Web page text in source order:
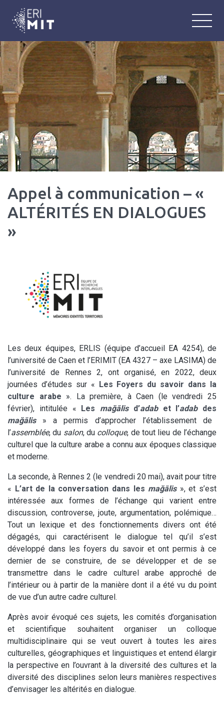
ERIMIT
Équipe de Recherche Interlangue :
Appel à communication – «
ALTÉRITÉS EN DIALOGUES
»
Les deux équipes, ERLIS (équipe d’accueil EA 4254), de
l’université de Caen et l’ERIMIT (EA 4327 – axe LASIMA) de
l’université de Rennes 2, ont organisé, en 2022, deux
journées d’études sur « Les Foyers du savoir dans la
culture arabe ». La première, à Caen (le vendredi 25
février), intitulée « Les mağālis d’adab et l’adab des
mağālis» a permis d’approcher l’établissement de
l’assemblée, du salon, du colloque, de tout lieu de l’échange
culturel que la culture arabe a connu aux époques classique
et moderne.
La seconde, à Rennes 2 (le vendredi 20 mai), avait pour titre
« L’art de la conversation dans les mağālis », et s’est
intéressée aux formes de l’échange qui varient entre
discussion, controverse, joute, argumentation, polémique…
Tout un lexique et des fonctionnements divers ont été
dégagés, qui caractérisent le dialogue tel qu’il s’est
développé dans les foyers du savoir et ont permis à ce
dernier de se construire, de se développer et de se
transmettre dans le cadre culturel arabe approché de
l’intérieur ou à partir de la manière dont il a été vu du point
de vue d’un autre cadre culturel.
Après avoir évoqué ces sujets, les comités d’organisation
et scientifique souhaitent organiser un colloque
multidisciplinaire qui se veut ouvert à toutes les aires
culturelles, géographiques et linguistiques et entend élargir
la perspective en l’ouvrant à la diversité des cultures et la
diversité des disciplines selon leurs manières respectives
d’envisager les altérités en dialogue.